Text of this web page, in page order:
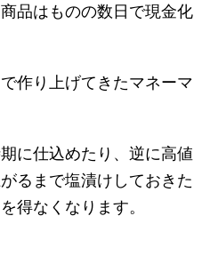
品はものの数日で現金化
作り上げてきたマネーマ
に仕込めたり、逆に高値
るまで塩漬けしておきた
得なくなります。